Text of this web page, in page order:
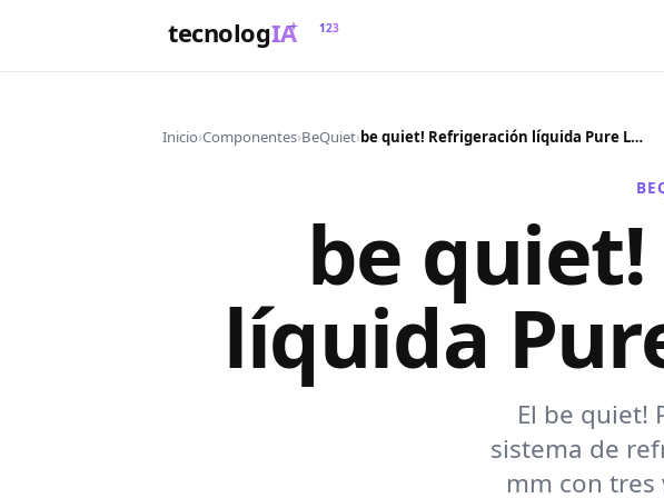
tecnologIA 123
Inicio›Componentes›BeQuiet› be quiet! Refrigeración líquida Pure Loop 3LX Negr
be
líquida
El be quiet!
sistema de
mm con tres